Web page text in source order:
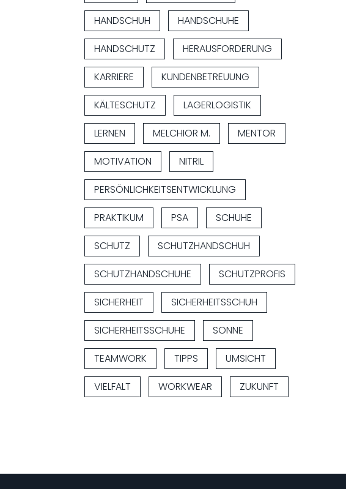
HANDSCHUH
HANDSCHUHE
HANDSCHUTZ
HERAUSFORDERUNG
KARRIERE
KUNDENBETREUUNG
KÄLTESCHUTZ
LAGERLOGISTIK
LERNEN
MELCHIOR M.
MENTOR
MOTIVATION
NITRIL
PERSÖNLICHKEITSENTWICKLUNG
PRAKTIKUM
PSA
SCHUHE
SCHUTZ
SCHUTZHANDSCHUH
SCHUTZHANDSCHUHE
SCHUTZPROFIS
SICHERHEIT
SICHERHEITSSCHUH
SICHERHEITSSCHUHE
SONNE
TEAMWORK
TIPPS
UMSICHT
VIELFALT
WORKWEAR ZUKUNFT